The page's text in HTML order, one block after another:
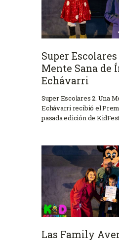
Super Escolares
Mente Sana de
Echávarri
Super Escolares 2. Una
Echávarri recibió el
pasada edición de
Las Family